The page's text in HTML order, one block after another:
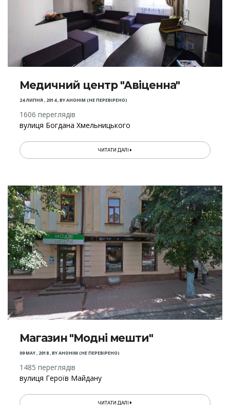
Медичний центр "Авіценна"
24 ЛИПНЯ , 2014,BYАНОНІМ (НЕ ПЕРЕВІРЕНО)
1606 переглядів
вулиця Богдана Хмельницького
ЧИТАТИ ДАЛІ
Магазин "Модні мешти"
09 MAY , 2018,BYАНОНІМ (НЕ ПЕРЕВІРЕНО)
1485 переглядів
вулиця Героїв Майдану
ЧИТАТИ ДАЛІ